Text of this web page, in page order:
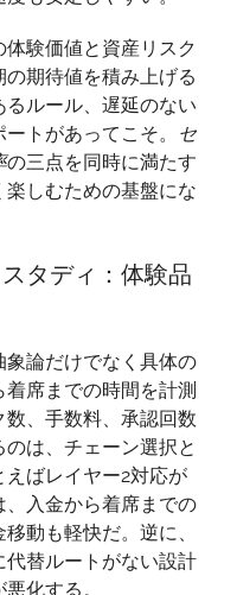
験価値と資産リスク
期待値を積み上げる
ルール、遅延のない
トがあってこそ。
セ
の三点を同時に満たす
しむための基盤にな
タディ：体験品
論だけでなく具体の
席までの時間を計測
、手数料、承認回数
は、チェーン選択と
ばレイヤー2対応が
入金から着席までの
動も軽快だ。逆に、
替ルートがない設計
化する。